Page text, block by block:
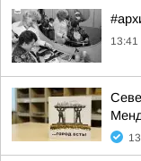
13:41